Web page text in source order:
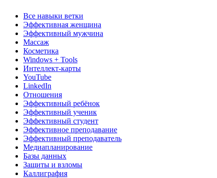
Все навыки ветки
Эффективная женщина
Эффективный мужчина
Массаж
Косметика
Windows + Tools
Интеллект-карты
YouTube
LinkedIn
Отношения
Эффективный ребёнок
Эффективный ученик
Эффективный студент
Эффективное преподавание
Эффективный преподаватель
Медиапланирование
Базы данных
Защиты и взломы
Каллиграфия